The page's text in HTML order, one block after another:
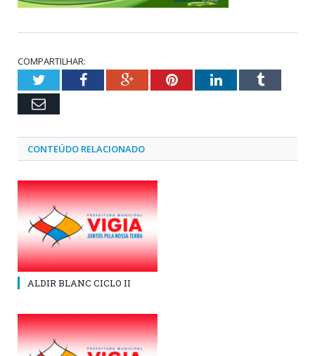
COMPARTILHAR:
TwitterFacebookGoogle+PinterestLinkedInTumblr
Email
CONTEÚDO RELACIONADO
ALDIR BLANC CICLO II